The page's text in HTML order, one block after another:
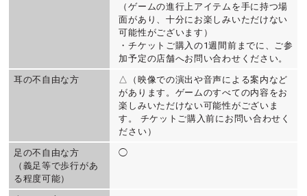
（ゲームの進行上アイテムを手に持つ場
面があり、十分にお楽しみいただけない
可能性がございます）
・チケットご購入の1週間前までに、ご参
加予定の店舗へお問い合わせください。
耳の不自由な方
△（映像での演出や音声による案内など
があります。ゲームのすべての内容をお
楽しみいただけない可能性がございま
す。 チケットご購入前にお問い合わせく
ださい）
足の不自由な方
（義足等で歩行があ
る程度可能）
◯